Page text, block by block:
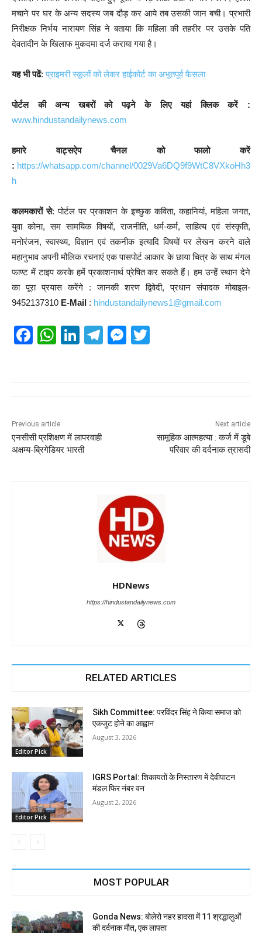
मचाने पर घर के अन्य सदस्य जब दौड़ कर आये तब उसकी जान बची। प्रभारी
निरीक्षक निर्भय नारायण सिंह ने बताया कि महिला की तहरीर पर उसके पति
देवतादीन के खिलाफ मुकदमा दर्ज कराया गया है।
यह भी पढें:प्राइमरी स्कूलों को लेकर हाईकोर्ट का अभूतपूर्व फैसला
पोर्टल की अन्य खबरों को पढ़ने के लिए यहां क्लिक करें :
www.hindustandailynews.com
हमारे वाट्सऐप चैनल को फालो करें
: https://whatsapp.com/channel/0029Va6DQ9f9WtC8VXkoHh3
h
कलमकारों से: पोर्टल पर प्रकाशन के इच्छुक कविता, कहानियां, महिला जगत,
युवा कोना, सम सामयिक विषयों, राजनीति, धर्म-कर्म, साहित्य एवं संस्कृति,
मनोरंजन, स्वास्थ्य, विज्ञान एवं तकनीक इत्यादि विषयों पर लेखन करने वाले
महानुभाव अपनी मौलिक रचनाएं एक पासपोर्ट आकार के छाया चित्र के साथ मंगल
फाण्ट में टाइप करके हमें प्रकाशनार्थ प्रेषित कर सकते हैं। हम उन्हें स्थान देने
का पूरा प्रयास करेंगे : जानकी शरण द्विवेदी, प्रधान संपादक मोबाइल-
9452137310 E-Mail : hindustandailynews1@gmail.com
F
o
o
W
p
p
Li
T
M
Previous article
एनसीसी प्रशिक्षण में लापरवाही
अक्षम्य-ब्रिगेडियर भारती
Next article
सामूहिक आत्महत्या : कर्ज में डूबे
परिवार की दर्दनाक त्रासदी
HDNews
https://hindustandailynews.com
RELATED ARTICLES
Editor Pick
Sikh Committee: परविंदर सिंह ने किया समाज को
एकजुट होने का आह्वान
August 3, 2026
Editor Pick
IGRS Portal: शिकायतों के निस्तारण में देवीपाटन
मंडल फिर नंबर वन
August 2, 2026
MOST POPULAR
Gonda News: बोलेरो नहर हादसा में 11 श्रद्धालुओं
की दर्दनाक मौत, एक लापता